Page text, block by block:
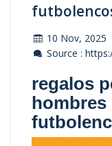
10 Nov, 2025
Source :
regalos
hombres